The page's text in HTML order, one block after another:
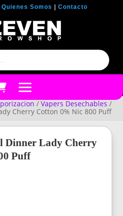
Quienes Somos Contacto
/Vapers Desechables /
Cherry Cotton 0% Nic 800 Puff
Dinner Lady Cherry
Puff